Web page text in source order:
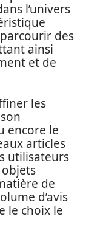
l’univers
des
ainsi
et de
les
encore le
articles
utilisateurs
de
d’avis
le choix le